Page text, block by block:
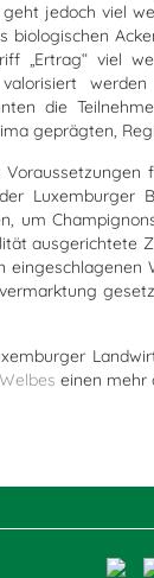
jedoch viel
„Ertrag“ viel
die
geprägten,
um
ausgerichtete
einen mehr